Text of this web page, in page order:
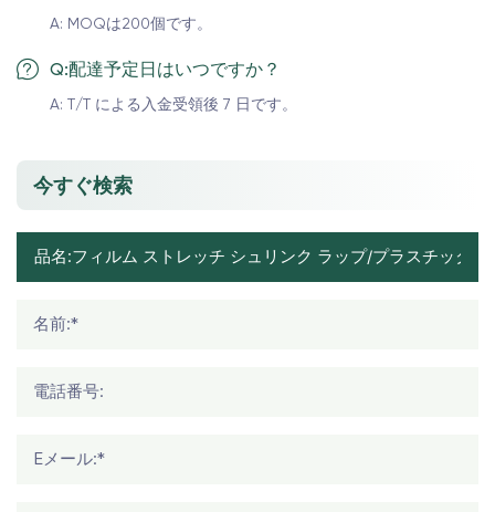
A: MOQは200個です。
Q:配達予定日はいつですか？
A: T/T による入金受領後 7 日です。
今すぐ検索
名前:*
電話番号:
Eメール:*